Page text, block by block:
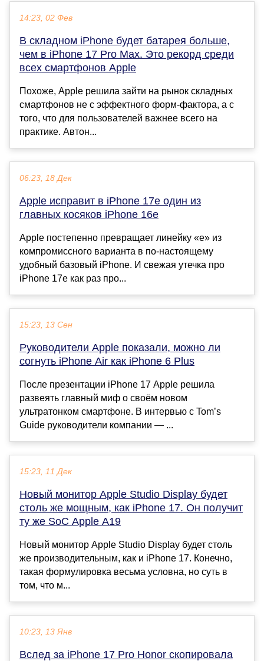
14:23, 02 Фев
В складном iPhone будет батарея больше,
чем в iPhone 17 Pro Max. Это рекорд среди
всех смартфонов Apple
Похоже, Apple решила зайти на рынок складных
смартфонов не с эффектного форм-фактора, а с
того, что для пользователей важнее всего на
практике. Автон...
06:23, 18 Дек
Apple исправит в iPhone 17e один из
главных косяков iPhone 16e
Apple постепенно превращает линейку «е» из
компромиссного варианта в по-настоящему
удобный базовый iPhone. И свежая утечка про
iPhone 17e как раз про...
15:23, 13 Сен
Руководители Apple показали, можно ли
согнуть iPhone Air как iPhone 6 Plus
После презентации iPhone 17 Apple решила
развеять главный миф о своём новом
ультратонком смартфоне. В интервью с Tom’s
Guide руководители компании — ...
15:23, 11 Дек
Новый монитор Apple Studio Display будет
столь же мощным, как iPhone 17. Он получит
ту же SoC Apple A19
Новый монитор Apple Studio Display будет столь
же производительным, как и iPhone 17. Конечно,
такая формулировка весьма условна, но суть в
том, что м...
10:23, 13 Янв
Вслед за iPhone 17 Pro Honor скопировала